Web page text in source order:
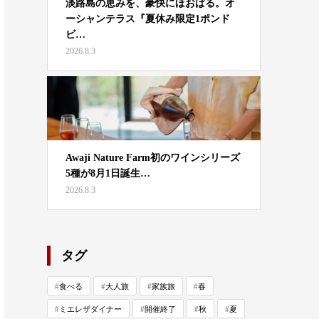
淡路島の恵みを、豪快にほおばる。オ
ーシャンテラス『夏休み限定1ポンド
ビ…
2026.8.3
Awaji Nature Farm初のワインシリーズ
5種が8月1日誕生…
2026.8.3
タグ
食べる 大人旅 家族旅 春
ミエレザダイナー 開催終了 秋 夏